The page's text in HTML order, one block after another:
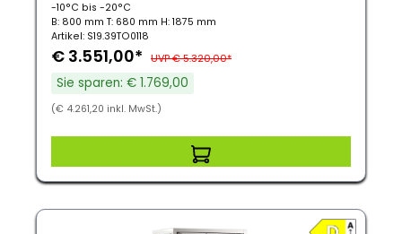
-10°C bis -20°C
B: 800 mm T: 680 mm H: 1875 mm
Artikel: S19.39TO0118
€ 3.551,00* UVP € 5.320,00*
Sie sparen: € 1.769,00
(€ 4.261,20 inkl. MwSt.)